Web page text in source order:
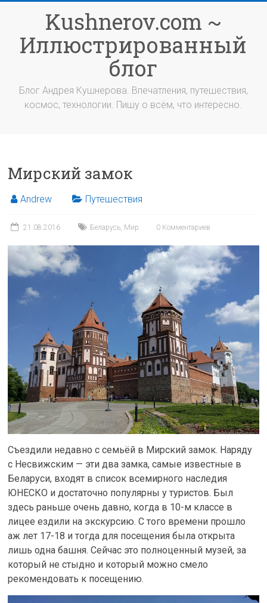
содержимомуKushnerov.com ~
Иллюстрированный
блог
Блог Андрея Кушнерова. Впечатления, путешествия,
космос, технологии. Пишу о всём, что интересно.
Мирский замок
Andrew Путешествия
21.08.2016 Беларусь, Мир 0 Комментариев
Съездили недавно с семьёй в Мирский замок. Наряду
с Несвижским — эти два замка, самые известные в
Беларуси, входят в список всемирного наследия
ЮНЕСКО и достаточно популярны у туристов. Был
здесь раньше очень давно, когда в 10-м классе в
лицее ездили на экскурсию. С того времени прошло
аж лет 17-18 и тогда для посещения была открыта
лишь одна башня. Сейчас это полноценный музей, за
который не стыдно и который можно смело
рекомендовать к посещению.